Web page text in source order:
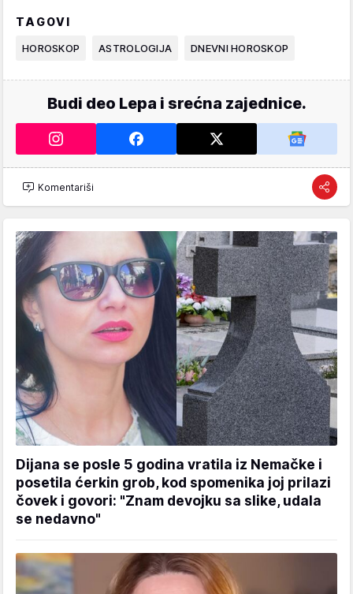
TAGOVI
HOROSKOP ASTROLOGIJA DNEVNI HOROSKOP
Budi deo Lepa i srećna zajednice.
Komentariši
Dijana se posle 5 godina vratila iz Nemačke i
posetila ćerkin grob, kod spomenika joj prilazi
čovek i govori: "Znam devojku sa slike, udala
se nedavno"